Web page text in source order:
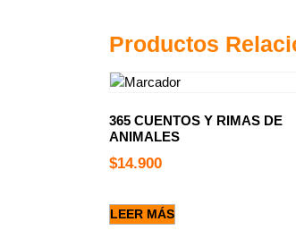
Productos
365 CUENTOS Y RIMAS DE
ANIMALES
$14.900
LEER MÁS